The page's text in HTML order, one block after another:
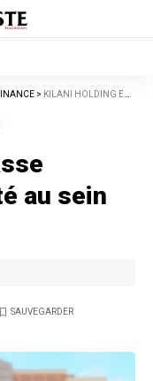
> KILANI HOLDING EN PASSE D’ACQUÉRIR LA MAJORITÉ AU SEIN DE STA
au sein